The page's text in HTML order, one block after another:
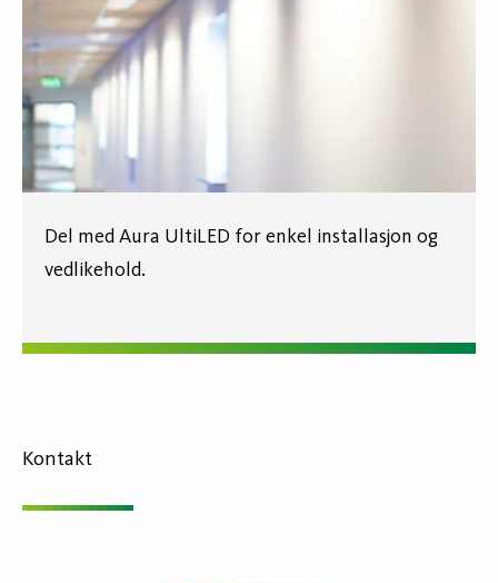
Del med Aura UltiLED for enkel installasjon og
vedlikehold.
Kontakt